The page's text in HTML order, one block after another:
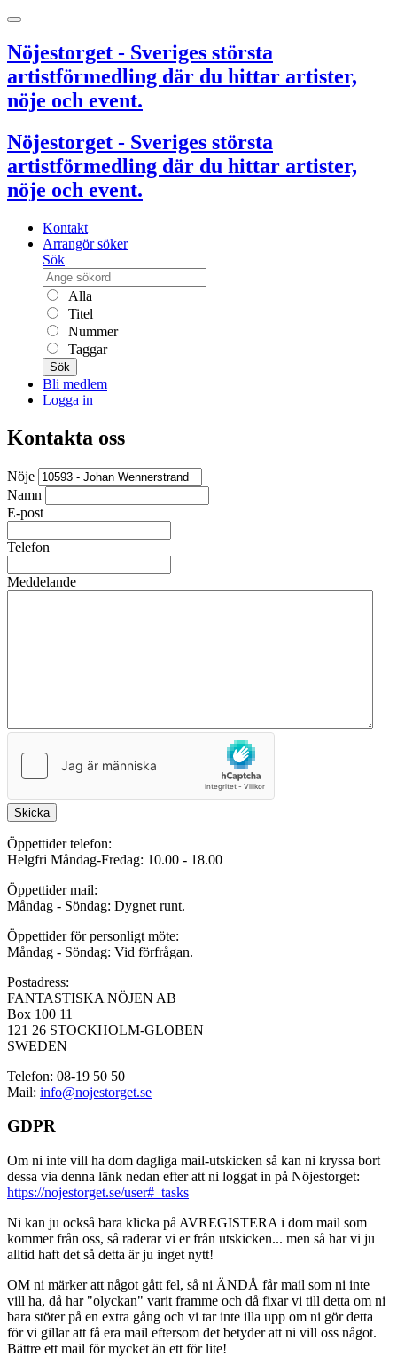
Nöjestorget - Sveriges största
artistförmedling där du hittar artister,
nöje och event.
Nöjestorget - Sveriges största
artistförmedling där du hittar artister,
nöje och event.
Kontakt
Arrangör söker
Sök
Alla
Titel
Nummer
Taggar
Sök
Bli medlem
Logga in
Kontakta oss
Nöje
Namn
E-post
Telefon
Meddelande
Skicka
Öppettider telefon:
Helgfri Måndag-Fredag: 10.00 - 18.00
Öppettider mail:
Måndag - Söndag: Dygnet runt.
Öppettider för personligt möte:
Måndag - Söndag: Vid förfrågan.
Postadress:
FANTASTISKA NÖJEN AB
Box 100 11
121 26 STOCKHOLM-GLOBEN
SWEDEN
Telefon: 08-19 50 50
Mail: info@nojestorget.se
GDPR
Om ni inte vill ha dom dagliga mail-utskicken så kan ni kryssa bort
dessa via denna länk nedan efter att ni loggat in på Nöjestorget:
https://nojestorget.se/user#_tasks
Ni kan ju också bara klicka på AVREGISTERA i dom mail som
kommer från oss, så raderar vi er från utskicken... men så har vi ju
alltid haft det så detta är ju inget nytt!
OM ni märker att något gått fel, så ni ÄNDÅ får mail som ni inte
vill ha, då har "olyckan" varit framme och då fixar vi till detta om ni
bara stöter på en extra gång och vi tar inte illa upp om ni gör detta
för vi gillar att få era mail eftersom det betyder att ni vill oss något.
Bättre ett mail för mycket än ett för lite!